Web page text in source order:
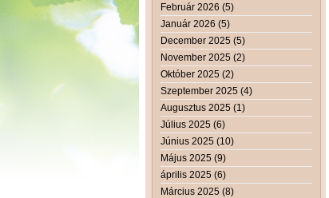
Február 2026 (5)
Január 2026 (5)
December 2025 (5)
November 2025 (2)
Október 2025 (2)
Szeptember 2025 (4)
Augusztus 2025 (1)
Július 2025 (6)
Június 2025 (10)
Május 2025 (9)
április 2025 (6)
Március 2025 (8)